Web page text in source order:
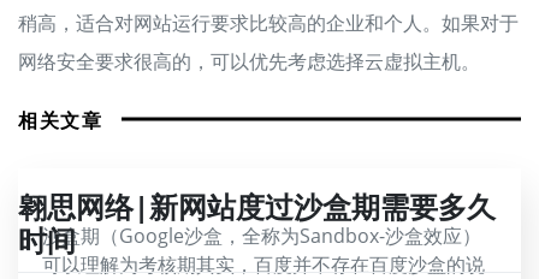
稍高，适合对网站运行要求比较高的企业和个人。如果对于
网络安全要求很高的，可以优先考虑选择云虚拟主机。
相关文章
翱思网络|新网站度过沙盒期需要多久
时间
沙盒期（Google沙盒，全称为Sandbox-沙盒效应）
可以理解为考核期其实，百度并不存在百度沙盒的说